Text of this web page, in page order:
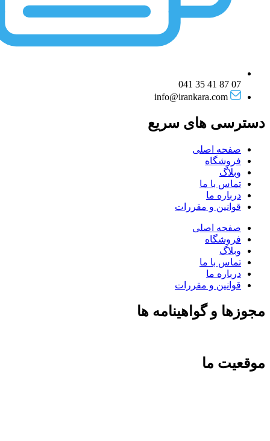
07 87 41 35 041
info@irankara.com
دسترسی های سریع
صفحه اصلی
فروشگاه
وبلاگ
تماس با ما
درباره ما
قوانین و مقررات
صفحه اصلی
فروشگاه
وبلاگ
تماس با ما
درباره ما
قوانین و مقررات
مجوزها و گواهینامه ها
موقعیت ما